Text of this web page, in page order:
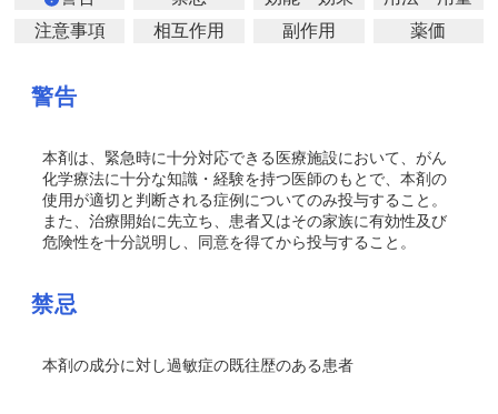
注意事項
相互作用 副作用 薬価
警告
本剤は、緊急時に十分対応できる医療施設において、がん
化学療法に十分な知識・経験を持つ医師のもとで、本剤の
使用が適切と判断される症例についてのみ投与すること。
また、治療開始に先立ち、患者又はその家族に有効性及び
危険性を十分説明し、同意を得てから投与すること。
禁忌
本剤の成分に対し過敏症の既往歴のある患者